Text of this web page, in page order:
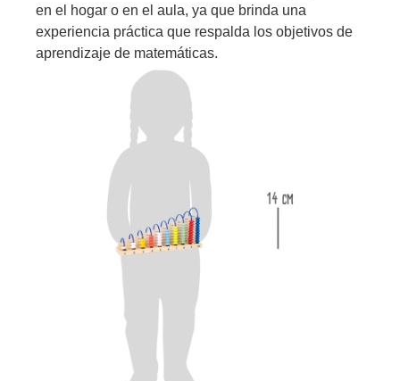
en el hogar o en el aula, ya que brinda una
experiencia práctica que respalda los objetivos de
aprendizaje de matemáticas.